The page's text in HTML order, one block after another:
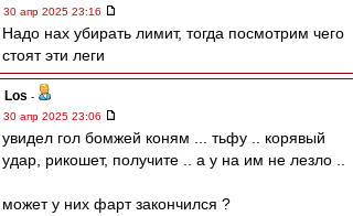
30 апр 2025 23:16
Надо нах убирать лимит, тогда посмотрим чего
стоят эти леги
Los -
30 апр 2025 23:06
увидел гол бомжей коням ... тьфу .. корявый
удар, рикошет, получите .. а у на им не лезло ..
может у них фарт закончился ?